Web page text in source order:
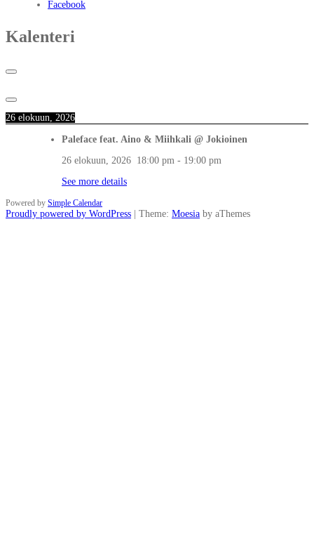
Facebook
Kalenteri
26 elokuun, 2026
Paleface feat. Aino & Miihkali @ Jokioinen
26 elokuun, 2026 18:00 pm - 19:00 pm
See more details
Powered by Simple Calendar
Proudly powered by WordPress | Theme: Moesia by aThemes